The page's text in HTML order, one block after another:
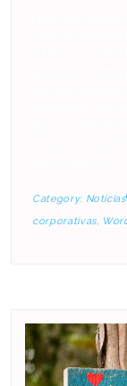
Category: Notícias
corporativas,